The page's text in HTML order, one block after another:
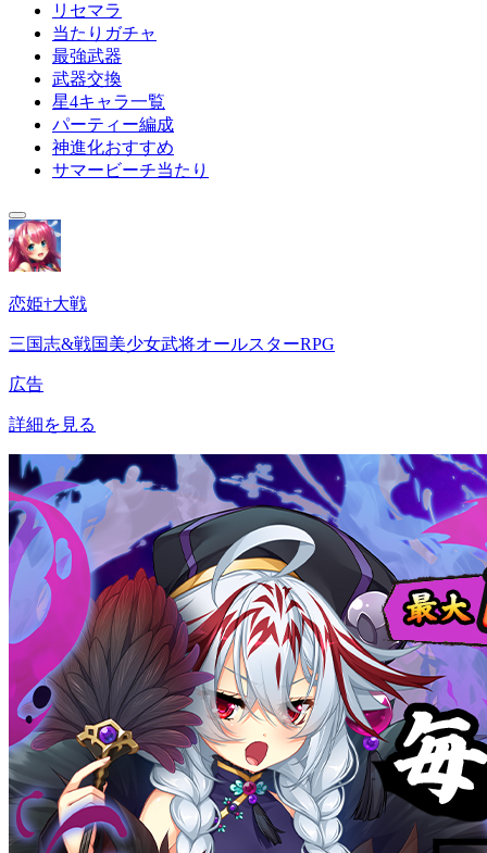
リセマラ
当たりガチャ
最強武器
武器交換
星4キャラ一覧
パーティー編成
神進化おすすめ
サマービーチ当たり
恋姫†大戦
三国志&戦国美少女武将オールスターRPG
広告
詳細を見る